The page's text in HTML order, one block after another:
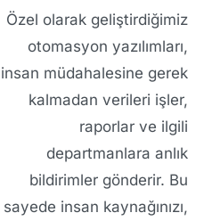
Özel olarak geliştirdiğimiz
otomasyon yazılımları,
insan müdahalesine gerek
kalmadan verileri işler,
raporlar ve ilgili
departmanlara anlık
bildirimler gönderir. Bu
sayede insan kaynağınızı,